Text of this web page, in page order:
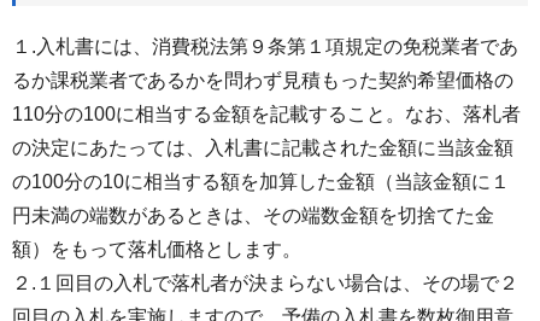
１.⼊札書には、消費税法第９条第１項規定の免税業者であ
るか課税業者であるかを問わず⾒積もった契約希望価格の
110分の100に相当する⾦額を記載すること。なお、落札者
の決定にあたっては、⼊札書に記載された⾦額に当該⾦額
の100分の10に相当する額を加算した⾦額（当該⾦額に１
円未満の端数があるときは、その端数⾦額を切捨てた⾦
額）をもって落札価格とします。
２.１回目の⼊札で落札者が決まらない場合は、その場で２
回目の⼊札を実施しますので、予備の⼊札書を数枚御⽤意